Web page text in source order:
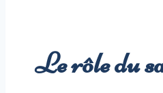
Le rôle du